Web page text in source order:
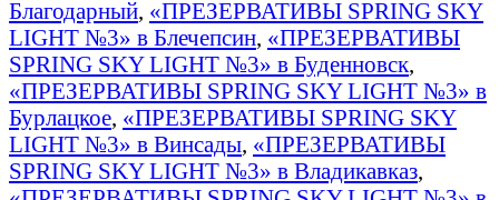
Благодарный, «ПРЕЗЕРВАТИВЫ SPRING SKY
LIGHT №3» в Блечепсин, «ПРЕЗЕРВАТИВЫ
SPRING SKY LIGHT №3» в Буденновск,
«ПРЕЗЕРВАТИВЫ SPRING SKY LIGHT №3» в
Бурлацкое, «ПРЕЗЕРВАТИВЫ SPRING SKY
LIGHT №3» в Винсады, «ПРЕЗЕРВАТИВЫ
SPRING SKY LIGHT №3» в Владикавказ,